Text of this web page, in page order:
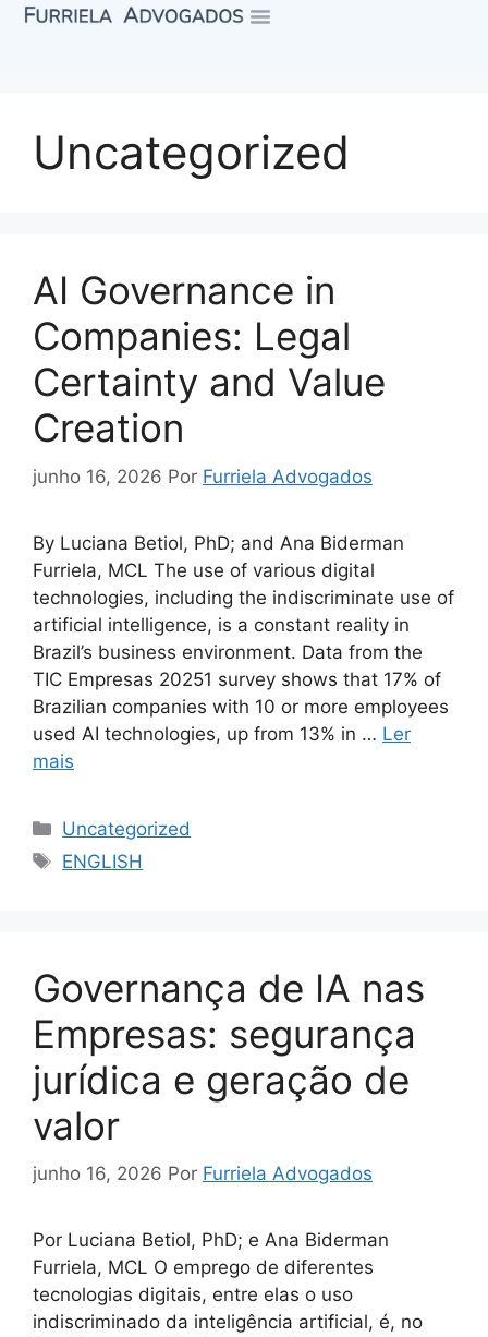
Uncategorized
AI Governance in
Companies: Legal
Certainty and Value
Creation
junho 16, 2026 Por Furriela Advogados
By Luciana Betiol, PhD; and Ana Biderman
Furriela, MCL The use of various digital
technologies, including the indiscriminate use of
artificial intelligence, is a constant reality in
Brazil’s business environment. Data from the
TIC Empresas 20251 survey shows that 17% of
Brazilian companies with 10 or more employees
used AI technologies, up from 13% in … Ler
mais
Uncategorized
ENGLISH
Governança de IA nas
Empresas: segurança
jurídica e geração de
valor
junho 16, 2026 Por Furriela Advogados
Por Luciana Betiol, PhD; e Ana Biderman
Furriela, MCL O emprego de diferentes
tecnologias digitais, entre elas o uso
indiscriminado da inteligência artificial, é, no